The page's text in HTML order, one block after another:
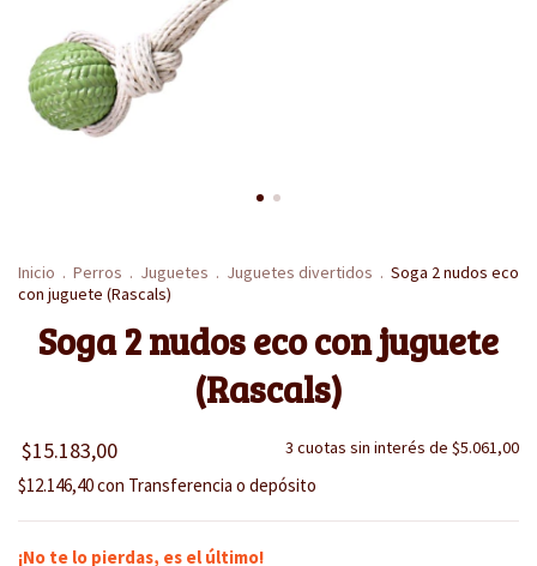
Inicio . Perros . Juguetes . Juguetes divertidos . Soga 2 nudos eco
con juguete (Rascals)
Soga 2 nudos eco con juguete
(Rascals)
$15.183,00 3 cuotas sin interés de $5.061,00
$12.146,40con Transferencia o depósito
¡No te lo pierdas, es el último!